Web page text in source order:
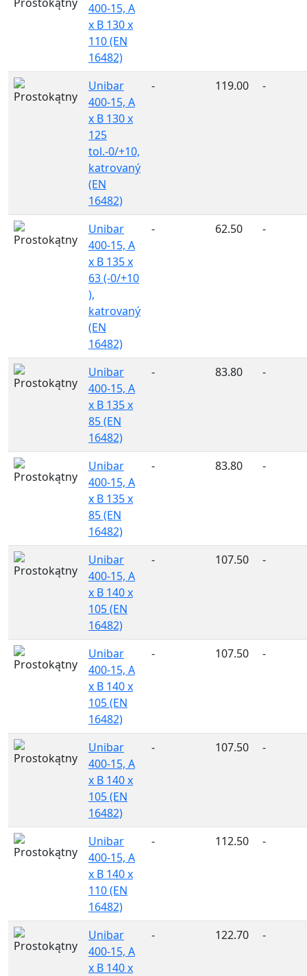
400-15, A
x B 130 x
110 (EN
16482)
Unibar
400-15, A
x B 130 x
125
tol.-0/+10,
katrovaný
(EN
16482)
- 119.00 -
Unibar
400-15, A
x B 135 x
63 (-0/+10
),
katrovaný
(EN
16482)
- 62.50 -
Unibar
400-15, A
x B 135 x
85 (EN
16482)
- 83.80 -
Unibar
400-15, A
x B 135 x
85 (EN
16482)
- 83.80 -
Unibar
400-15, A
x B 140 x
105 (EN
16482)
- 107.50 -
Unibar
400-15, A
x B 140 x
105 (EN
16482)
- 107.50 -
Unibar
400-15, A
x B 140 x
105 (EN
16482)
- 107.50 -
Unibar
400-15, A
x B 140 x
110 (EN
16482)
- 112.50 -
Unibar
400-15, A
x B 140 x
- 122.70 -